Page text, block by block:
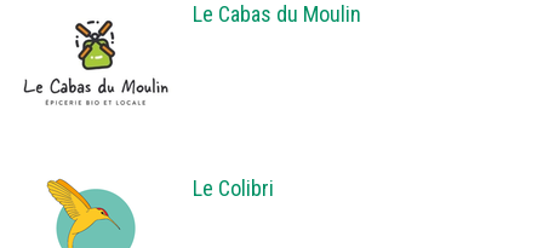
Le Cabas du Moulin
Le Colibri